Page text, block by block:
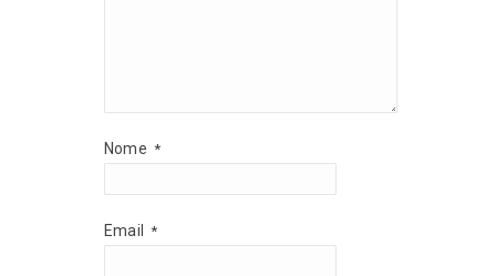
Nome *
Email *